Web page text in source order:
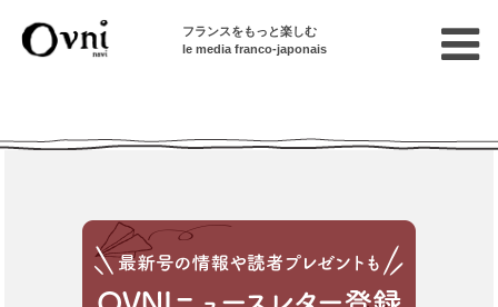
フランスをもっと楽しむ
le media franco-japonais